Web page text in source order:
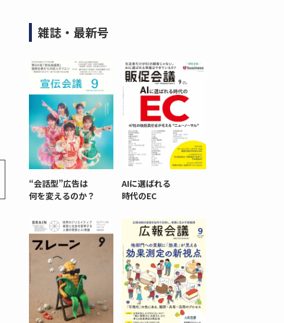
雑誌・最新号
“会話型”広告は
何を変えるのか？
AIに選ばれる
時代のEC